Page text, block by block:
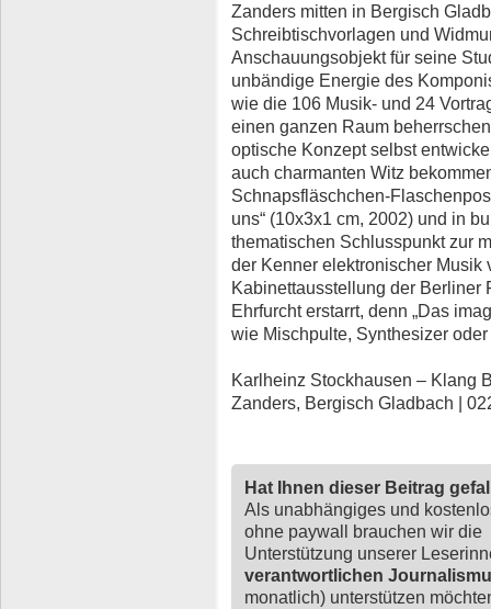
Zanders mitten in Bergisch
Schreibtischvorlagen und
Anschauungsobjekt für seine
unbändige Energie des
wie die 106 Musik- und 24
einen ganzen Raum
optische Konzept selbst
auch charmanten Witz
Schnapsfläschchen-
uns“ (10x3x1 cm, 2002) und in
thematischen Schlusspunkt zur
der Kenner elektronischer Musik
Kabinettausstellung der Berliner
Ehrfurcht erstarrt, denn „Das
wie Mischpulte, Synthesizer
Karlheinz Stockhausen – Klang
Zanders, Bergisch Gladbach |
Hat Ihnen dieser Beitrag
Als unabhängiges und
ohne paywall brauchen wir die
Unterstützung unserer
verantwortlichen
monatlich) unterstützen